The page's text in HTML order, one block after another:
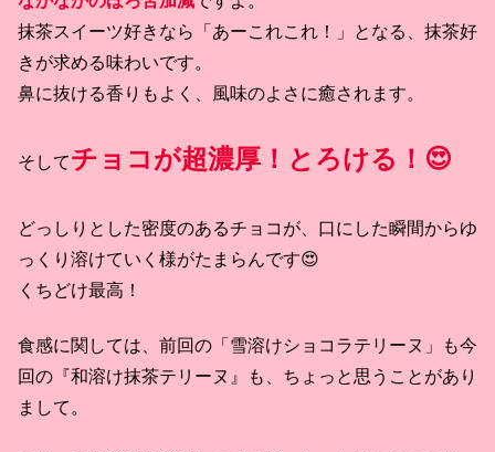
抹茶スイーツ好きなら「あーこれこれ！」となる、抹茶好
きが求める味わいです。
鼻に抜ける香りもよく、風味のよさに癒されます。
そしてチョコが超濃厚！とろける！😍
どっしりとした密度のあるチョコが、口にした瞬間からゆ
っくり溶けていく様がたまらんです😍
くちどけ最高！
食感に関しては、前回の「雪溶けショコラテリーヌ」も今
回の『和溶け抹茶テリーヌ』も、ちょっと思うことがあり
まして。